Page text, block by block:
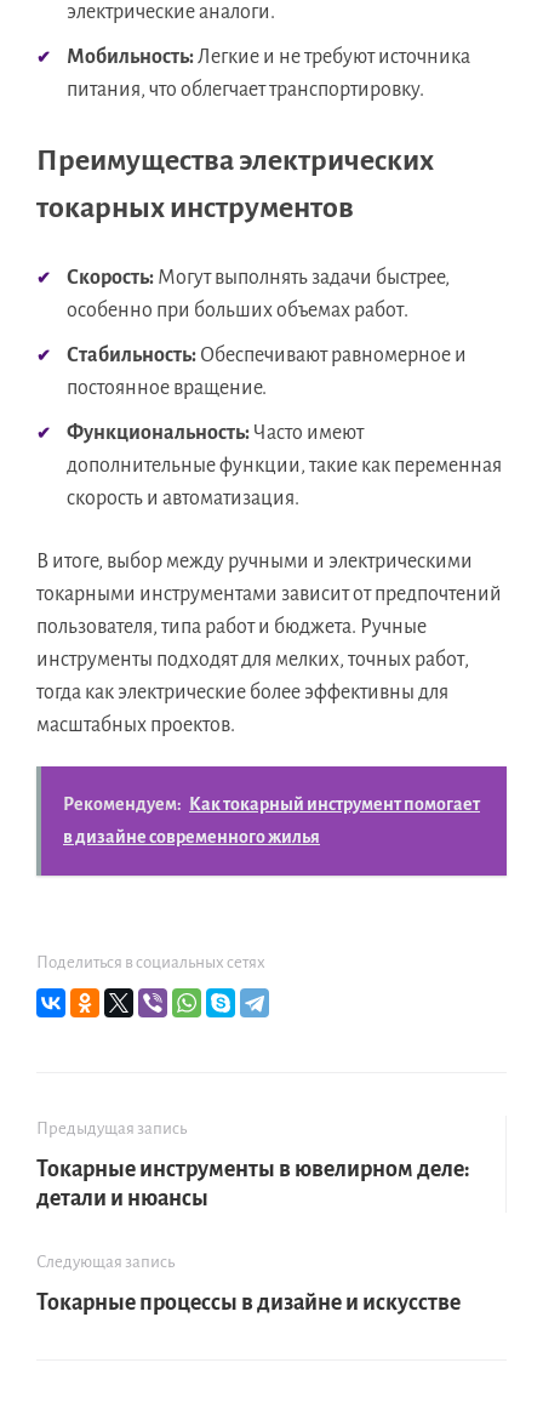
электрические аналоги.
Мобильность:Легкие и не требуют источника
питания, что облегчает транспортировку.
Преимущества электрических
токарных инструментов
Скорость: Могут выполнять задачи быстрее,
особенно при больших объемах работ.
Стабильность: Обеспечивают равномерное и
постоянное вращение.
Функциональность: Часто имеют
дополнительные функции, такие как переменная
скорость и автоматизация.
В итоге, выбор между ручными и электрическими
токарными инструментами зависит от предпочтений
пользователя, типа работ и бюджета. Ручные
инструменты подходят для мелких, точных работ,
тогда как электрические более эффективны для
масштабных проектов.
Рекомендуем:
Как токарный инструмент помогает
в дизайне современного жилья
Поделиться в социальных сетях
Предыдущая запись
Токарные инструменты в ювелирном деле:
детали и нюансы
Следующая запись
Токарные процессы в дизайне и искусстве